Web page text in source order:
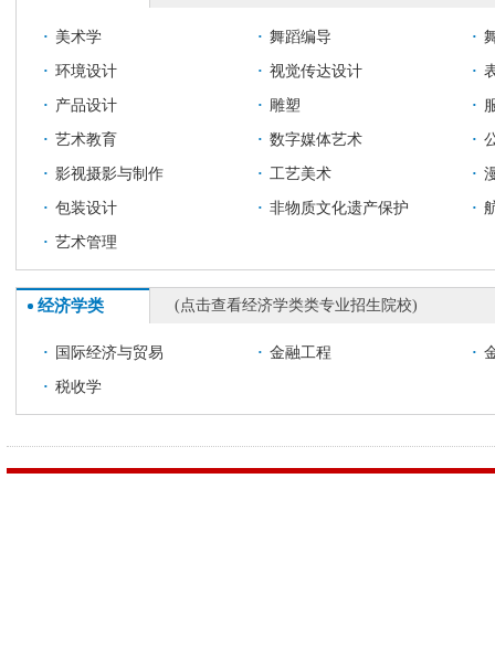
· 美术学 · 舞蹈编导 ·
· 环境设计 · 视觉传达设计 ·
· 产品设计 · 雕塑 ·
· 艺术教育 · 数字媒体艺术 ·
· 影视摄影与制作 · 工艺美术 ·
· 包装设计 · 非物质文化遗产保护 ·
· 艺术管理
经济学类 (点击查看经济学类类专业招生院校)
· 国际经济与贸易 · 金融工程 ·
· 税收学